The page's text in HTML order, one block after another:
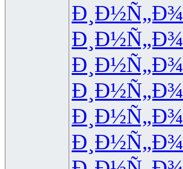
Ð¸Ð½Ñ„Ð¾
Ð¸Ð½Ñ„Ð¾
Ð¸Ð½Ñ„Ð¾
Ð¸Ð½Ñ„Ð¾
Ð¸Ð½Ñ„Ð¾
Ð¸Ð½Ñ„Ð¾